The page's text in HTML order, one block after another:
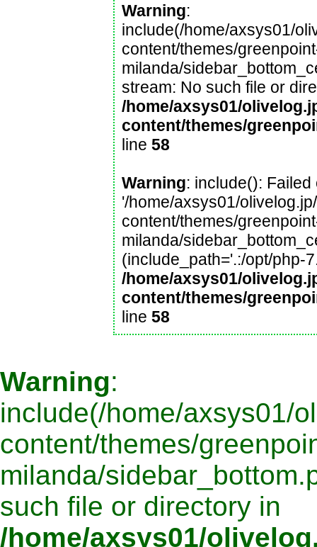
Warning:
include(/home/axsys01/
content/themes/
milanda/
stream: No such file or
/home/axsys01/
content/themes/
line 58
Warning: include(): Failed
'/home/axsys01/
content/themes/
milanda/
(include_path='.:/opt/php-
/home/axsys01/
content/themes/
line 58
Warning:
include(/home/axsys01/
content/themes/
milanda/
such file or directory in
/home/axsys01/